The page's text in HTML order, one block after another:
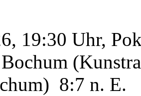
19:30 Uhr,
8:7 n. E.